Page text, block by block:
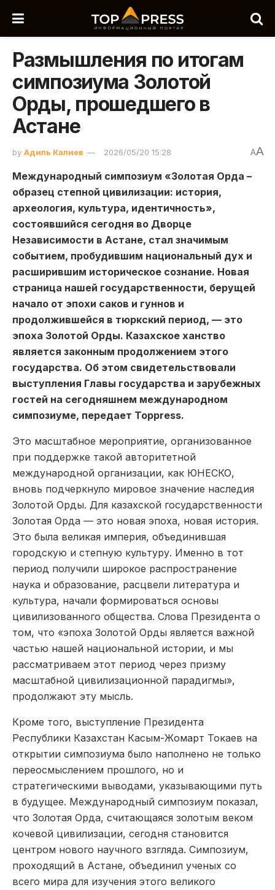
Размышления по итогам
симпозиума Золотой
Орды, прошедшего в
Астане
by Адиль Калиев 2026/05/20 15:28 AA
Международный симпозиум «Золотая Орда –
образец степной цивилизации: история,
археология, культура, идентичность»,
состоявшийся сегодня во Дворце
Независимости в Астане, стал значимым
событием, пробудившим национальный дух и
расширившим историческое сознание. Новая
страница нашей государственности, берущей
начало от эпохи саков и гуннов и
продолжившейся в тюркский период, — это
эпоха Золотой Орды. Казахское ханство
является законным продолжением этого
государства. Об этом свидетельствовали
выступления Главы государства и зарубежных
гостей на сегодняшнем международном
симпозиуме, передает Toppress.
Это масштабное мероприятие, организованное
при поддержке такой авторитетной
международной организации, как ЮНЕСКО,
вновь подчеркнуло мировое значение наследия
Золотой Орды. Для казахской государственности
Золотая Орда — это новая эпоха, новая история.
Это была великая империя, объединившая
городскую и степную культуру. Именно в тот
период получили широкое распространение
наука и образование, расцвели литература и
культура, начали формироваться основы
цивилизованного общества. Слова Президента о
том, что «эпоха Золотой Орды является важной
частью нашей национальной истории, и мы
рассматриваем этот период через призму
масштабной цивилизационной парадигмы»,
продолжают эту мысль.
Кроме того, выступление Президента
Республики Казахстан Касым-Жомарт Токаев на
открытии симпозиума было наполнено не только
переосмыслением прошлого, но и
стратегическими выводами, указывающими путь
в будущее. Международный симпозиум показал,
что Золотая Орда, считающаяся золотым веком
кочевой цивилизации, сегодня становится
центром нового научного взгляда. Симпозиум,
проходящий в Астане, объединил ученых со
всего мира для изучения этого великого